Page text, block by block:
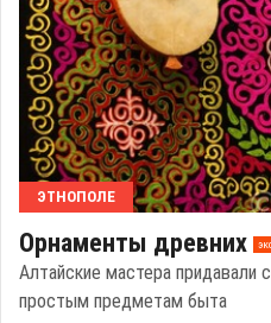
ЭТНОПОЛЕ
Орнаменты древних
Алтайские мастера придавали
простым предметам быта